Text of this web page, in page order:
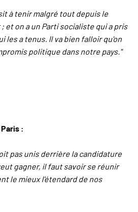
à tenir malgré tout depuis le
et on a un Parti socialiste qui a pris
les a tenus. Il va bien falloir qu'on
politique dans notre pays."
:
pas unis derrière la candidature
gagner, il faut savoir se réunir
le mieux l'étendard de nos